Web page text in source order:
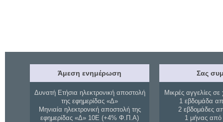
Άμεση ενημέρωση
Δυνατή Ετήσια ηλεκτρονική αποστολή
της εφημερίδας «Δ»
Μηνιαία ηλεκτρονική αποστολή της
εφημερίδας «Δ» 10Ε (+4% Φ.Π.Α)
Σας
Μικρές αγγελίες σε
1 εβδομάδα
2 εβδομάδες
1 μήνας